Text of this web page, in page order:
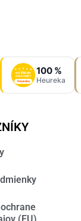
OVĚŘENO
ZÁKAZNÍKY
Heureka
100 %
Heureka